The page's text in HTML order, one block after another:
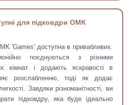
для підковдри OMK
'Games' доступна в привабливих.
поєднуються з різними
кімнат і додають яскравості в
розслабленню, тоді як додає
Завдяки різноманітності, ви
підковдру, яка буде ідеально